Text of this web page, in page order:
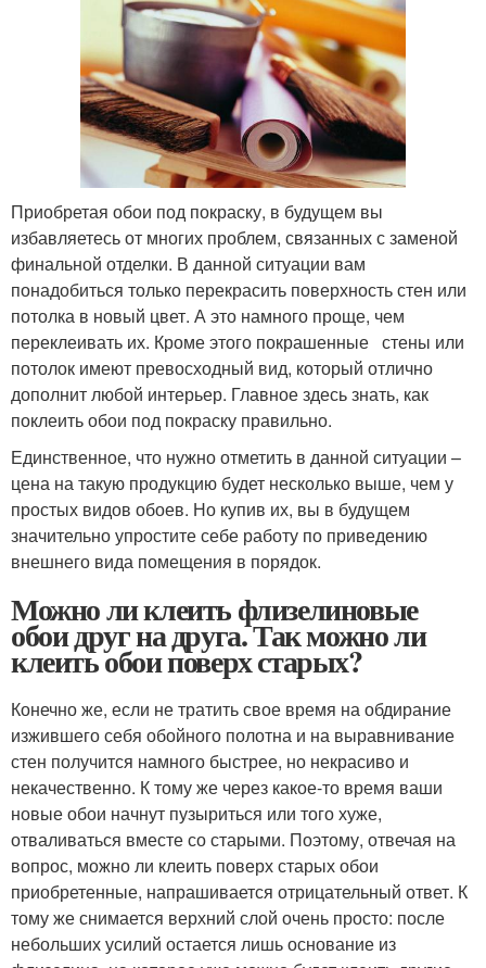
Приобретая обои под покраску, в будущем вы
избавляетесь от многих проблем, связанных с заменой
финальной отделки. В данной ситуации вам
понадобиться только перекрасить поверхность стен или
потолка в новый цвет. А это намного проще, чем
переклеивать их. Кроме этого покрашенные стены или
потолок имеют превосходный вид, который отлично
дополнит любой интерьер. Главное здесь знать, как
поклеить обои под покраску правильно.
Единственное, что нужно отметить в данной ситуации –
цена на такую продукцию будет несколько выше, чем у
простых видов обоев. Но купив их, вы в будущем
значительно упростите себе работу по приведению
внешнего вида помещения в порядок.
Можно ли клеить флизелиновые
обои друг на друга. Так можно ли
клеить обои поверх старых?
Конечно же, если не тратить свое время на обдирание
изжившего себя обойного полотна и на выравнивание
стен получится намного быстрее, но некрасиво и
некачественно. К тому же через какое-то время ваши
новые обои начнут пузыриться или того хуже,
отваливаться вместе со старыми. Поэтому, отвечая на
вопрос, можно ли клеить поверх старых обои
приобретенные, напрашивается отрицательный ответ. К
тому же снимается верхний слой очень просто: после
небольших усилий остается лишь основание из